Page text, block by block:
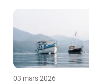
03 mars 2026